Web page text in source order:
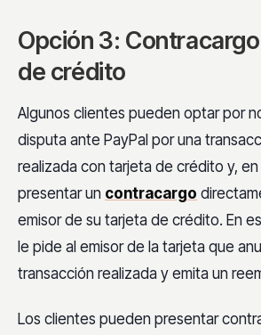
Opción 3:
de crédito
Algunos clientes pueden optar por
disputa ante PayPal por una
realizada con tarjeta de crédito y, en
presentar un contracargo
emisor de su tarjeta de crédito. En
le pide al emisor de la tarjeta que
transacción realizada y emita un
Los clientes pueden presentar